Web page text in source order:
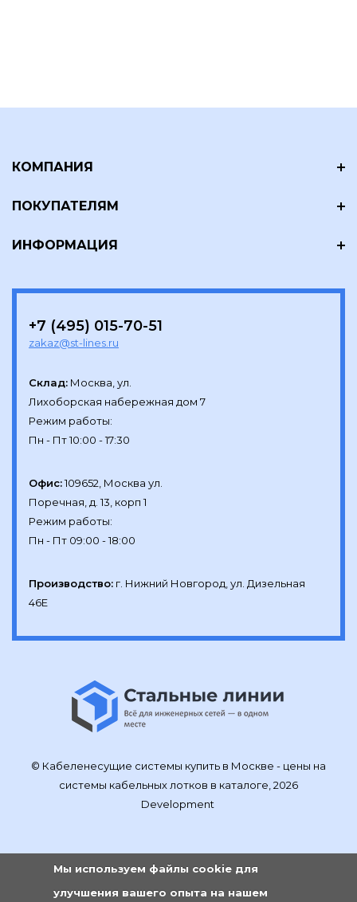
КОМПАНИЯ
ПОКУПАТЕЛЯМ
ИНФОРМАЦИЯ
+7 (495) 015-70-51
zakaz@st-lines.ru
Склад: Москва, ул.
Лихоборская набережная дом 7
Режим работы:
Офис:109652, Москва ул.
Поречная, д. 13, корп 1
Режим работы:
Производство: г. Нижний Новгород, ул. Дизельная
46Е
© Кабеленесущие системы купить в Москве - цены на
системы кабельных лотков в каталоге, 2026
Development
Мы используем файлы cookie для
улучшения вашего опыта на нашем